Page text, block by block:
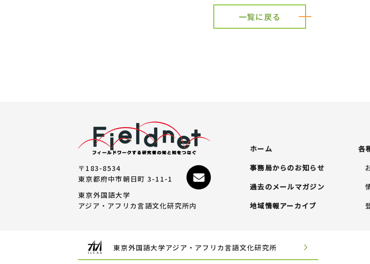
一覧に戻る
〒183-8534
東京都府中市朝日町 3-11-1
東京外国語大学
アジア・アフリカ言語文化研究所内
ホーム
事務局からのお知らせ
過去のメールマガジン
地域情報アーカイブ
各
東京外国語大学アジア・アフリカ言語文化研究所